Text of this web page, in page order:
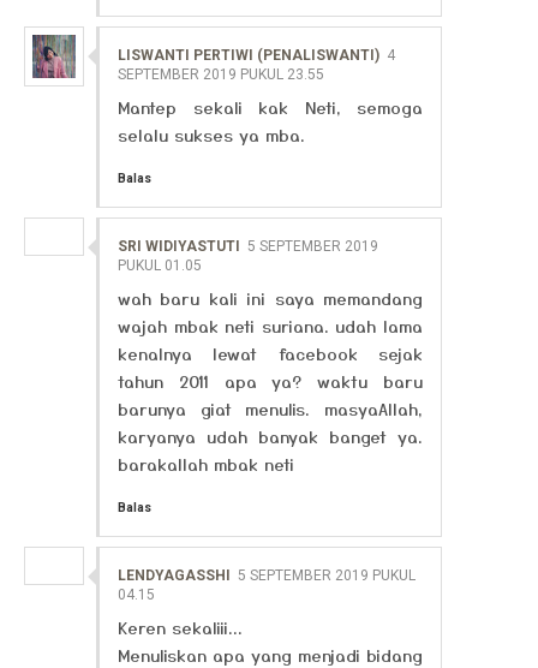
LISWANTI PERTIWI (PENALISWANTI) 4
SEPTEMBER 2019 PUKUL 23.55
Mantep sekali kak Neti, semoga
selalu sukses ya mba.
Balas
SRI WIDIYASTUTI 5 SEPTEMBER 2019
PUKUL 01.05
wah baru kali ini saya memandang
wajah mbak neti suriana. udah lama
kenalnya lewat facebook sejak
tahun 2011 apa ya? waktu baru
barunya giat menulis. masyaAllah,
karyanya udah banyak banget ya.
barakallah mbak neti
Balas
LENDYAGASSHI 5 SEPTEMBER 2019 PUKUL
04.15
Keren sekaliii...
Menuliskan apa yang menjadi bidang